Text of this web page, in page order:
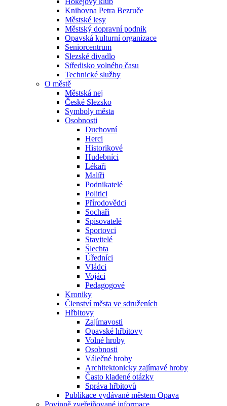
Knihovna Petra Bezruče
Městské lesy
Městský dopravní podnik
Opavská kulturní organizace
Seniorcentrum
Slezské divadlo
Středisko volného času
Technické služby
O městě
Městská nej
České Slezsko
Symboly města
Osobnosti
Duchovní
Herci
Historikové
Hudebníci
Lékaři
Malíři
Podnikatelé
Politici
Přírodovědci
Sochaři
Spisovatelé
Sportovci
Stavitelé
Šlechta
Úředníci
Vládci
Vojáci
Pedagogové
Kroniky
Členství města ve sdruženích
Hřbitovy
Zajímavosti
Opavské hřbitovy
Volné hroby
Osobnosti
Válečné hroby
Architektonicky zajímavé hroby
Často kladené otázky
Správa hřbitovů
Publikace vydávané městem Opava